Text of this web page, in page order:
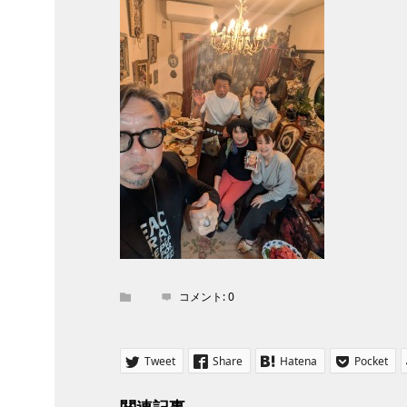
コメント:0
Tweet Share Hatena Pocket